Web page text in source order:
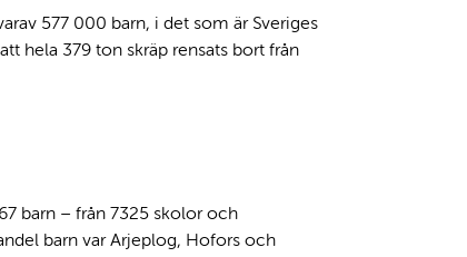
577 000 barn, i det som är Sveriges
hela 379 ton skräp rensats bort från
barn – från 7325 skolor och
barn var Arjeplog, Hofors och